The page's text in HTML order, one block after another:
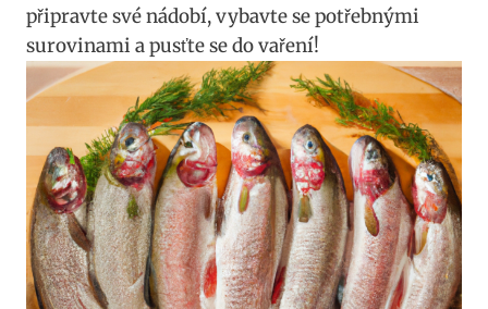
připravte​ své nádobí, vybavte⁤ se‌ potřebnými
surovinami a pusťte se do vaření!